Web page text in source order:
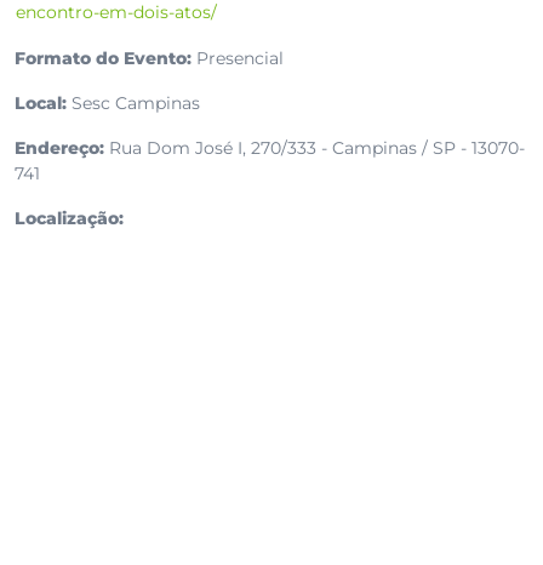
encontro-em-dois-atos/
Formato do Evento: Presencial
Local: Sesc Campinas
Endereço: Rua Dom José I, 270/333 - Campinas / SP - 13070-
741
Localização: